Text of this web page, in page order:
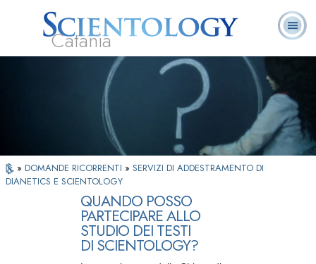
Catania
Che cos’è
Scientology?
Ministri
Volontari
Domande
ricorrenti
» DOMANDE RICORRENTI » SERVIZI DI ADDESTRAMENTO DI
DIANETICS E SCIENTOLOGY
QUANDO POSSO
PARTECIPARE ALLO
STUDIO DEI TESTI
DI SCIENTOLOGY?